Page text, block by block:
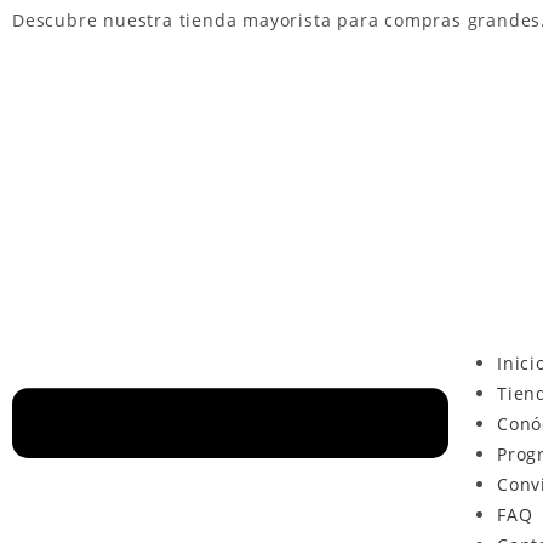
Descubre nuestra tienda mayorista para compras
FAQ